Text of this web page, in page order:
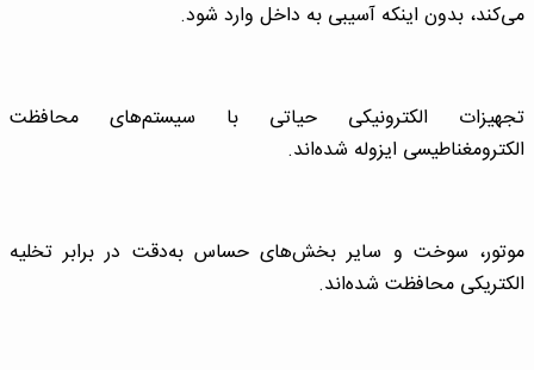
می‌کند، بدون اینکه آسیبی به داخل وارد شود.
تجهیزات الکترونیکی حیاتی با سیستم‌های محافظت
الکترومغناطیسی ایزوله شده‌اند.
موتور، سوخت و سایر بخش‌های حساس به‌دقت در برابر تخلیه
الکتریکی محافظت شده‌اند.